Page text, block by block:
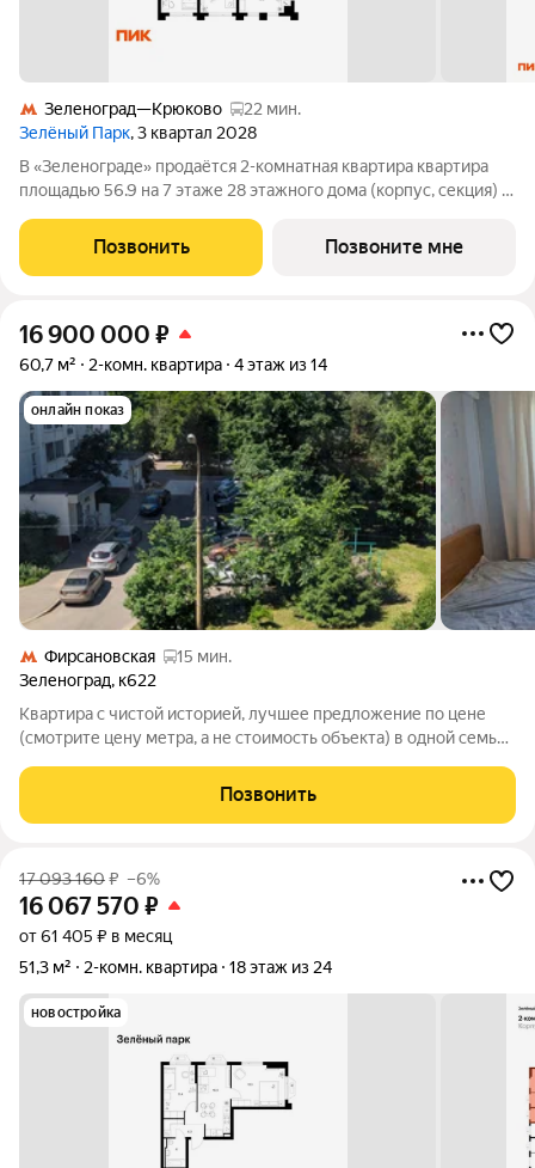
Зеленоград—Крюково
22 мин.
Зелёный Парк, 3 квартал 2028
В «Зеленограде» продаётся 2-комнатная квартира квартира
площадью 56.9 на 7 этаже 28 этажного дома (корпус, секция) в
минут пешком до МЦД-3 «Зеленоград-Крюково». 3 минуты на
автомобиле до
Позвонить Позвоните мне
16 900 000 ₽
60,7 м² 2-комн. квартира 4 этаж из 14
онлайн показ
Фирсановская
15 мин.
Зеленоград, к622
Квартира с чистой историей, лучшее предложение по цене
(смотрите цену метра, а не стоимость объекта) в одной семье
среднего возраста (у каждого из собственников есть еще по 2-
3 квартиры в
Позвонить
17 093 160₽ –6%
16 067 570 ₽
от 61 405 ₽ в месяц
51,3 м²
2-комн. квартира 18 этаж из 24
новостройка